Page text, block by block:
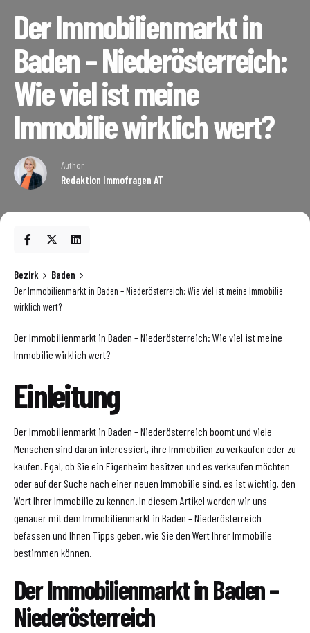
Der Immobilienmarkt in
Baden – Niederösterreich:
Wie viel ist meine
Immobilie wirklich wert?
Author
Redaktion Immofragen AT
Bezirk
Baden
Der Immobilienmarkt in Baden – Niederösterreich: Wie viel ist meine Immobilie
wirklich wert?
Der Immobilienmarkt in Baden – Niederösterreich: Wie viel ist meine
Immobilie wirklich wert?
Einleitung
Der Immobilienmarkt in Baden – Niederösterreich boomt und viele
Menschen sind daran interessiert, ihre Immobilien zu verkaufen oder zu
kaufen. Egal, ob Sie ein Eigenheim besitzen und es verkaufen möchten
oder auf der Suche nach einer neuen Immobilie sind, es ist wichtig, den
Wert Ihrer Immobilie zu kennen. In diesem Artikel werden wir uns
genauer mit dem Immobilienmarkt in Baden – Niederösterreich
befassen und Ihnen Tipps geben, wie Sie den Wert Ihrer Immobilie
bestimmen können.
Der Immobilienmarkt in Baden –
Niederösterreich